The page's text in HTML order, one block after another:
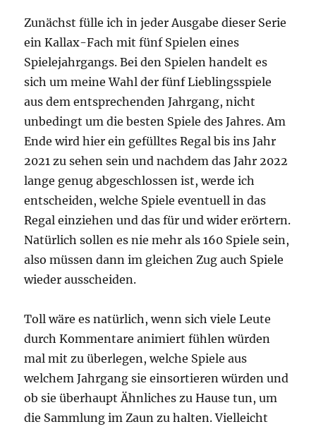
Zunächst fülle ich in jeder Ausgabe dieser Serie
ein Kallax-Fach mit fünf Spielen eines
Spielejahrgangs. Bei den Spielen handelt es
sich um meine Wahl der fünf Lieblingsspiele
aus dem entsprechenden Jahrgang, nicht
unbedingt um die besten Spiele des Jahres. Am
Ende wird hier ein gefülltes Regal bis ins Jahr
2021 zu sehen sein und nachdem das Jahr 2022
lange genug abgeschlossen ist, werde ich
entscheiden, welche Spiele eventuell in das
Regal einziehen und das für und wider erörtern.
Natürlich sollen es nie mehr als 160 Spiele sein,
also müssen dann im gleichen Zug auch Spiele
wieder ausscheiden.
Toll wäre es natürlich, wenn sich viele Leute
durch Kommentare animiert fühlen würden
mal mit zu überlegen, welche Spiele aus
welchem Jahrgang sie einsortieren würden und
ob sie überhaupt Ähnliches zu Hause tun, um
die Sammlung im Zaun zu halten. Vielleicht